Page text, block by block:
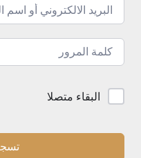
البقاء متصلا